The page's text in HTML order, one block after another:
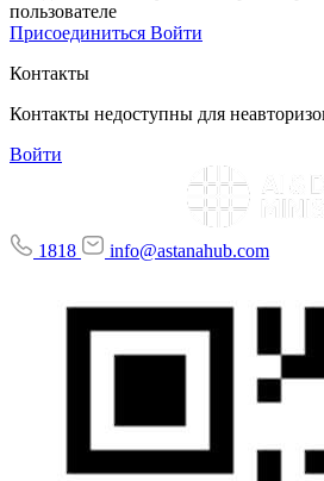
пользователе
Присоединиться Войти
Контакты
Контакты недоступны для
Войти
1818 info@astanahub.com